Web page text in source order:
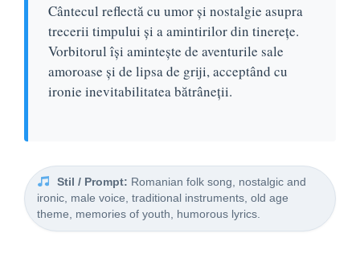
Cântecul reflectă cu umor și nostalgie asupra
trecerii timpului și a amintirilor din tinerețe.
Vorbitorul își amintește de aventurile sale
amoroase și de lipsa de griji, acceptând cu
ironie inevitabilitatea bătrâneții.
Stil / Prompt: Romanian folk song, nostalgic and
ironic, male voice, traditional instruments, old age
theme, memories of youth, humorous lyrics.